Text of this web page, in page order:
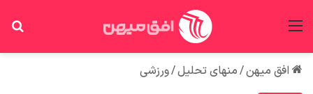
افق میهن/منهای تحلیل/ورزشی